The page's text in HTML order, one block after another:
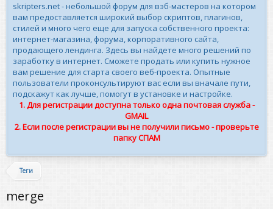
skripters.net - небольшой форум для вэб-мастеров на котором
вам предоставляется широкий выбор скриптов, плагинов,
стилей и много чего еще для запуска собственного проекта:
интернет-магазина, форума, корпоративного сайта,
продающего лендинга. Здесь вы найдете много решений по
заработку в интернет. Сможете продать или купить нужное
вам решение для старта своего веб-проекта. Опытные
пользователи проконсультируют вас если вы вначале пути,
подскажут как лучше, помогут в установке и настройке.
1. Для регистрации доступна только одна почтовая служба -
GMAIL
2. Если после регистрации вы не получили письмо - проверьте
папку СПАМ
Теги
merge